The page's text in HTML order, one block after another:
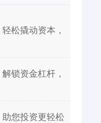
松撬动资本，
锁资金杠杆，
您投资更轻松